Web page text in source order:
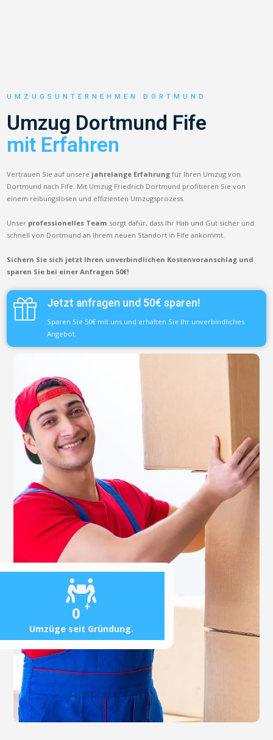
0 +
Umzüge seit Gründung.
UMZUGSUNTERNEHMEN DORTMUND
Umzug Dortmund Fife
mit Erfahren
Vertrauen Sie auf unsere jahrelange Erfahrung für Ihren Umzug von
Dortmund nach Fife. Mit Umzug Friedrich Dortmund profitieren Sie von
einem reibungslosen und effizienten Umzugsprozess.
Unser professionelles Team sorgt dafür, dass Ihr Hab und Gut sicher und
schnell von Dortmund an Ihrem neuen Standort in Fife ankommt.
Sichern Sie sich jetzt Ihren unverbindlichen Kostenvoranschlag und
sparen Sie bei einer Anfragen 50€!
Jetzt anfragen und 50€ sparen!
Sparen Sie 50€ mit uns und erhalten Sie Ihr unverbindliches
Angebot.